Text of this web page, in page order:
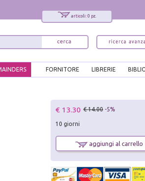
articoli: 0 pz.
LIBRERIE
FORNITORE
€ 13.30 € 14.00 -5%
10 giorni
aggiungi al carrello
x
Interessato ai nostri libri?
Sarai informato delle nostre novità, potrai
comunque cancellarti quando desideri.
modulo di iscrizione